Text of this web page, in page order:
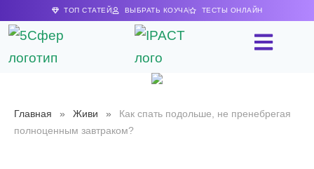
ТОП СТАТЕЙ ВЫБРАТЬ КОУЧА ТЕСТЫ ОНЛАЙН
Главная » Живи »
Как спать подольше, не пренебрегая
полноценным завтраком?